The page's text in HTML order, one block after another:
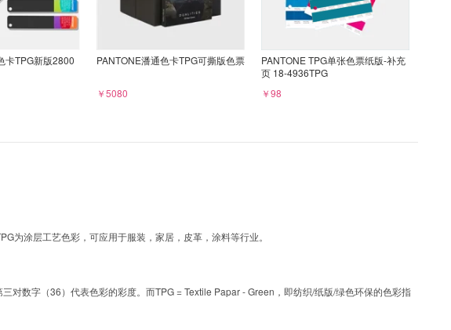
卡TPG新版2800
PANTONE潘通色卡TPG可撕版色票
￥5080
PANTONE TPG单张色票纸版-补充
页 18-4936TPG
￥98
为涂层工艺色彩，可应用于服装，家居，皮革，涂料等行业。
数字（36）代表色彩的彩度。而TPG = Textile Papar - Green，即纺织/纸版/绿色环保的色彩指